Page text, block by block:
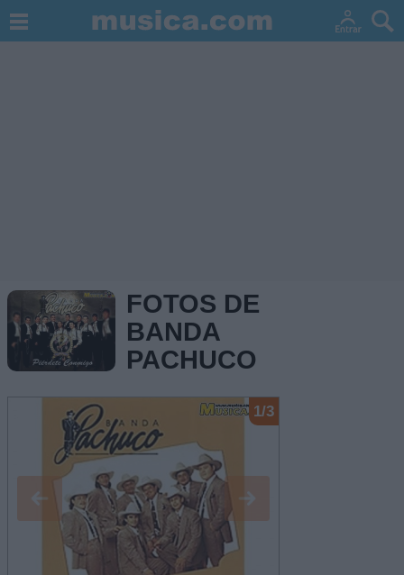
FOTOS DE
BANDA
PACHUCO
1/3